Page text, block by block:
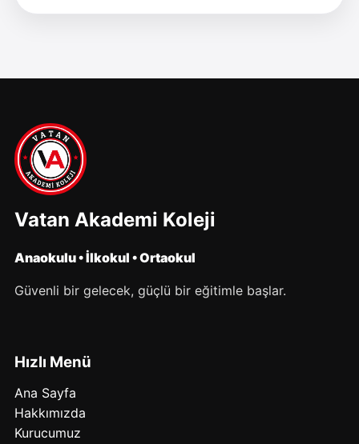
Vatan Akademi Koleji
Anaokulu • İlkokul • Ortaokul
Güvenli bir gelecek, güçlü bir eğitimle başlar.
Hızlı Menü
Ana Sayfa
Hakkımızda
Kurucumuz